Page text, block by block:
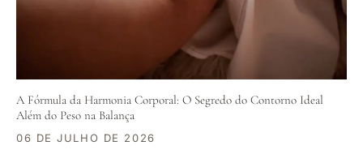
A Fórmula da Harmonia Corporal: O Segredo do Contorno Ideal
Além do Peso na Balança
06 DE JULHO DE 2026